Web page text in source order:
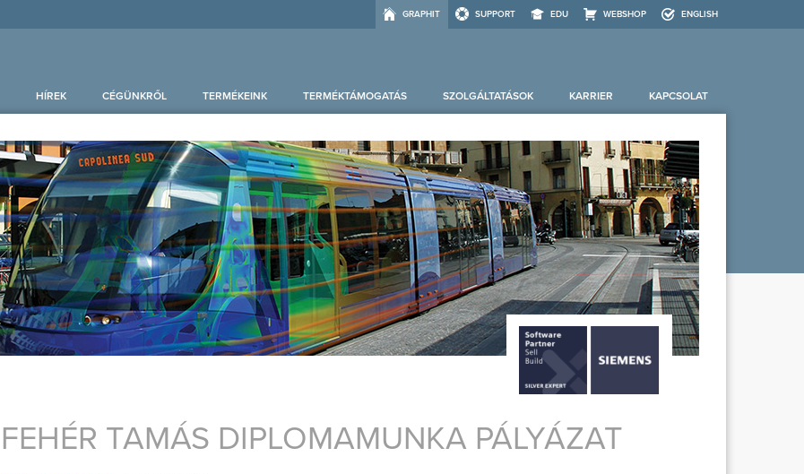
GRAPHIT SUPPORT EDU WEBSHOP ENGLISH
HÍREK CÉGÜNKRŐL TERMÉKEINK TERMÉKTÁMOGATÁS SZOLGÁLTATÁSOK KARRIER KAPCSOLAT
FEHÉR TAMÁS DIPLOMAMUNKA PÁLYÁZAT